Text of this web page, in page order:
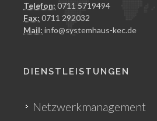
Telefon: 0711 5719494
Fax: 0711 292032
Mail: info@systemhaus-kec.de
DIENSTLEISTUNGEN
Netzwerkmanagement